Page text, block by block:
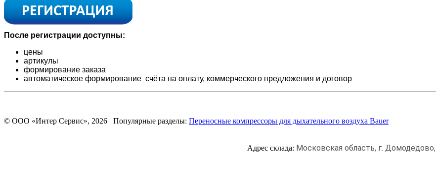
После регистрации доступны:
цены
артикулы
формирование заказа
автоматическое формирование счёта на оплату, коммерческого предложения и договор
© ООО «Интер Сервис», 2026 Популярные разделы: Переносные компрессоры для дыхательного воздуха Bauer
Адрес склада: Московская область, г. Домодедово,